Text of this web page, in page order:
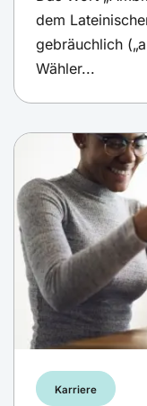
dem
gebräuchlich
Wähler...
Karriere